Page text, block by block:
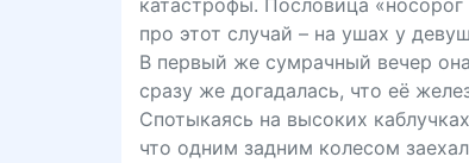
катастрофы. Пословица
про этот случай – на ушах у
В первый же сумрачный вечер
сразу же догадалась, что её
Спотыкаясь на высоких
что одним задним колесом